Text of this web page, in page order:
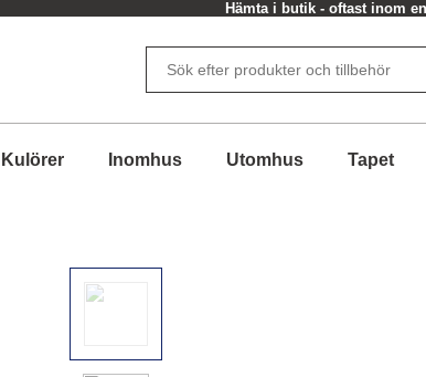
Hämta i butik - oftast inom
Kulörer Inomhus Utomhus Tapet